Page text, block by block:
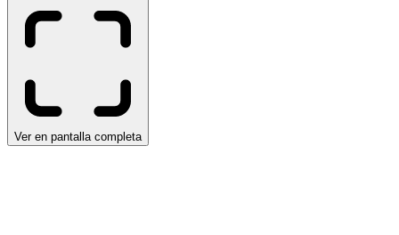
Ver en pantalla completa